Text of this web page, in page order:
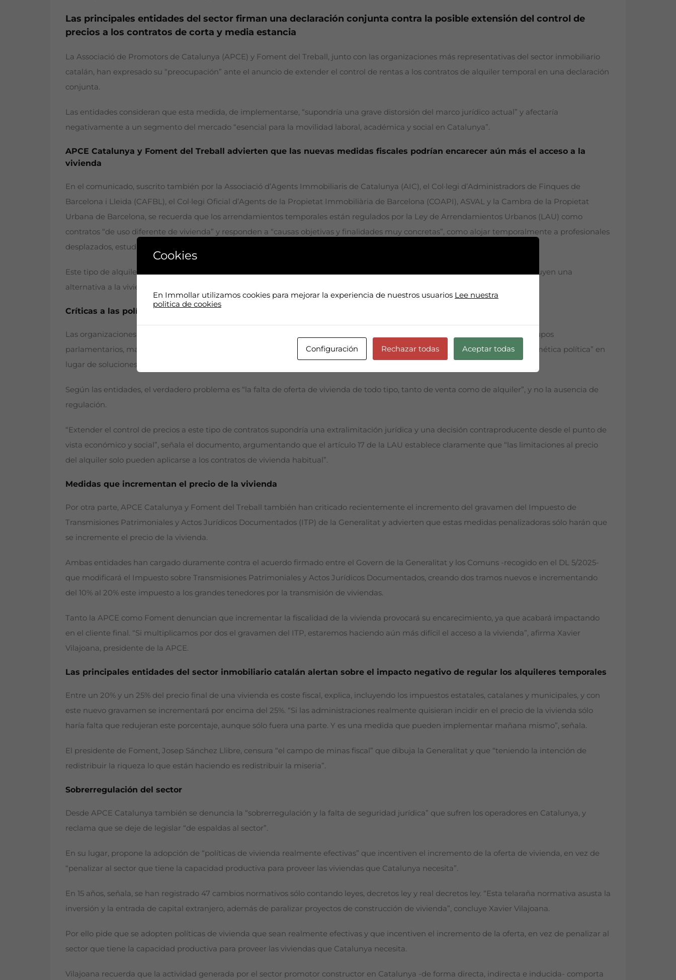
Las principales entidades del sector firman una declaración conjunta contra la posible extensión del control de
precios a los contratos de corta y media estancia
La Associació de Promotors de Catalunya (APCE) y Foment del Treball, junto con las organizaciones más representativas del sector inmobiliario
catalán, han expresado su “preocupación” ante el anuncio de extender el control de rentas a los contratos de alquiler temporal en una declaración
conjunta.
Las entidades consideran que esta medida, de implementarse, “supondría una grave distorsión del marco jurídico actual” y afectaría
negativamente a un segmento del mercado “esencial para la movilidad laboral, académica y social en Catalunya”.
APCE Catalunya y Foment del Treball advierten que las nuevas medidas fiscales podrían encarecer aún más el acceso a la
vivienda
En el comunicado, suscrito también por la Associació d’Agents Immobiliaris de Catalunya (AIC), el Col·legi d’Administradors de Finques de
Barcelona i Lleida (CAFBL), el Col·legi Oficial d’Agents de la Propietat Immobiliària de Barcelona (COAPI), ASVAL y la Cambra de la Propietat
Urbana de Barcelona, se recuerda que los arrendamientos temporales están regulados por la Ley de Arrendamientos Urbanos (LAU) como
contratos “de uso diferente de vivienda” y responden a “causas objetivas y finalidades muy concretas”, como alojar temporalmente a profesionales
desplazados, estudiantes o personas en transición residencial.
Este tipo de alquileres, apuntan las organizaciones sectoriales, habitualmente no superan los 12 meses de duración y no constituyen una
alternativa a la vivienda habitual, “sino un complemento imprescindible para una sociedad dinámica y abierta”.
Críticas a las políticas de vivienda
Las organizaciones han sido particularmente duras con los recientes acuerdos entre el Gobierno de la Generalitat y diversos grupos
parlamentarios, materializados en varias disposiciones legales (DL 2/2025 y DL 5/2025), que califican como respuestas a “la aritmética política” en
lugar de soluciones reales al problema de la vivienda.
Según las entidades, el verdadero problema es “la falta de oferta de vivienda de todo tipo, tanto de venta como de alquiler”, y no la ausencia de
regulación.
“Extender el control de precios a este tipo de contratos supondría una extralimitación jurídica y una decisión contraproducente desde el punto de
vista económico y social”, señala el documento, argumentando que el artículo 17 de la LAU establece claramente que “las limitaciones al precio
del alquiler solo pueden aplicarse a los contratos de vivienda habitual”.
Medidas que incrementan el precio de la vivienda
Por otra parte, APCE Catalunya y Foment del Treball también han criticado recientemente el incremento del gravamen del Impuesto de
Transmisiones Patrimoniales y Actos Jurídicos Documentados (ITP) de la Generalitat y advierten que estas medidas penalizadoras sólo harán que
se incremente el precio de la vivienda.
Ambas entidades han cargado duramente contra el acuerdo firmado entre el Govern de la Generalitat y los Comuns -recogido en el DL 5/2025-
que modificará el Impuesto sobre Transmisiones Patrimoniales y Actos Jurídicos Documentados, creando dos tramos nuevos e incrementando
del 10% al 20% este impuesto a los grandes tenedores por la transmisión de viviendas.
Tanto la APCE como Foment denuncian que incrementar la fiscalidad de la vivienda provocará su encarecimiento, ya que acabará impactando
en el cliente final. “Si multiplicamos por dos el gravamen del ITP, estaremos haciendo aún más difícil el acceso a la vivienda”, afirma Xavier
Vilajoana, presidente de la APCE.
Las principales entidades del sector inmobiliario catalán alertan sobre el impacto negativo de regular los alquileres temporales
Entre un 20% y un 25% del precio final de una vivienda es coste fiscal, explica, incluyendo los impuestos estatales, catalanes y municipales, y con
este nuevo gravamen se incrementará por encima del 25%. “Si las administraciones realmente quisieran incidir en el precio de la vivienda sólo
haría falta que redujeran este porcentaje, aunque sólo fuera una parte. Y es una medida que pueden implementar mañana mismo”, señala.
El presidente de Foment, Josep Sánchez Llibre, censura “el campo de minas fiscal” que dibuja la Generalitat y que “teniendo la intención de
redistribuir la riqueza lo que están haciendo es redistribuir la miseria”.
Sobrerregulación del sector
Desde APCE Catalunya también se denuncia la “sobrerregulación y la falta de seguridad jurídica” que sufren los operadores en Catalunya, y
reclama que se deje de legislar “de espaldas al sector”.
En su lugar, propone la adopción de “políticas de vivienda realmente efectivas” que incentiven el incremento de la oferta de vivienda, en vez de
“penalizar al sector que tiene la capacidad productiva para proveer las viviendas que Catalunya necesita”.
En 15 años, señala, se han registrado 47 cambios normativos sólo contando leyes, decretos ley y real decretos ley. “Esta telaraña normativa asusta la
inversión y la entrada de capital extranjero, además de paralizar proyectos de construcción de vivienda”, concluye Xavier Vilajoana.
Por ello pide que se adopten políticas de vivienda que sean realmente efectivas y que incentiven el incremento de la oferta, en vez de penalizar al
sector que tiene la capacidad productiva para proveer las viviendas que Catalunya necesita.
Vilajoana recuerda que la actividad generada por el sector promotor constructor en Catalunya -de forma directa, indirecta e inducida- comporta
Cookies
En Immollar utilizamos cookies para mejorar la experiencia de nuestros usuarios Lee nuestra
politica de cookies
Configuración Rechazar todas Aceptar todas